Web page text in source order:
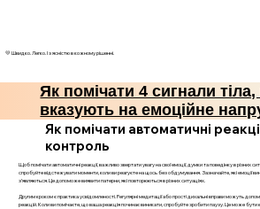
💛 Швидко. Легко. І з ясністю в кожному рішенні.
Як помічати 4 сигнали
вказують на емоційне
Як помічати автоматичні
контроль
Щоб помічати автоматичні реакції, важливо звертати увагу на свої емоції, думки та поведінку в
спробуйте відстежувати моменти, коли ви реагуєте на щось без обдумування. Зазначайте, які емоції
з’являються. Це допоможе виявити патерни, які повторюються в різних ситуаціях.
Другим кроком є практика усвідомленості. Регулярні медитації або прості дихальні вправи можуть
реакцій. Коли ви помічаєте, що ваша реакція починає виникати, спробуйте зробити паузу. Це може бути